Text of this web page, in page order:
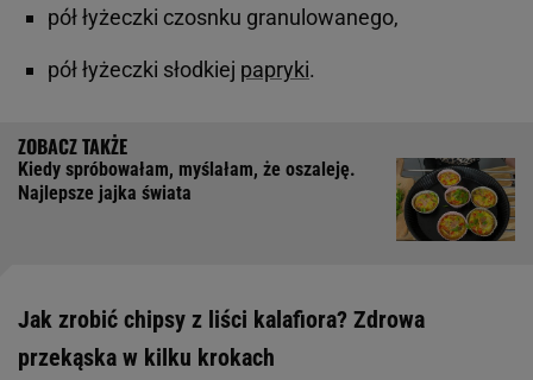
pół łyżeczki czosnku granulowanego,
pół łyżeczki słodkiej papryki.
Kiedy spróbowałam, myślałam, że oszaleję.
Najlepsze jajka świata
Jak zrobić chipsy z liści kalafiora? Zdrowa
przekąska w kilku krokach